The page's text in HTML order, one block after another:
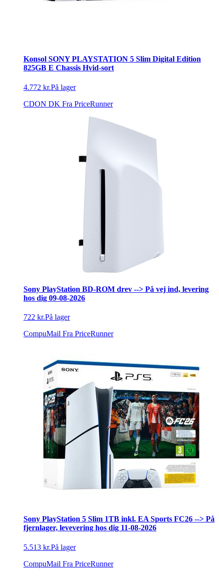
Konsol SONY PLAYSTATION 5 Slim Digital Edition
825GB E Chassis Hvid-sort
4.772 kr.På lager
CDON DK Fra PriceRunner
Sony PlayStation BD-ROM drev --> På vej ind, levering
hos dig 09-08-2026
722 kr.På lager
CompuMail Fra PriceRunner
Sony PlayStation 5 Slim 1TB inkl. EA Sports FC26 --> På
fjernlager, levevering hos dig 11-08-2026
5.513 kr.På lager
CompuMail Fra PriceRunner